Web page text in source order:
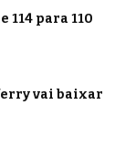
114 para 110
vai baixar